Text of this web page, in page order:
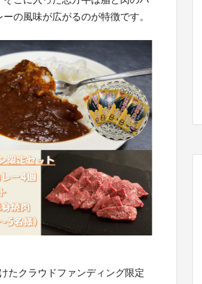
の風味が広がるのが特徴です。
たクラウドファンディング限定